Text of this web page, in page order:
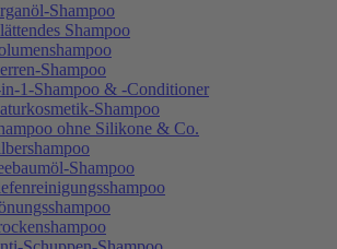
Shampoo
Shampoo
Shampoo
1-Shampoo & -Conditioner
Shampoo
ohne Silikone & Co.
Shampoo